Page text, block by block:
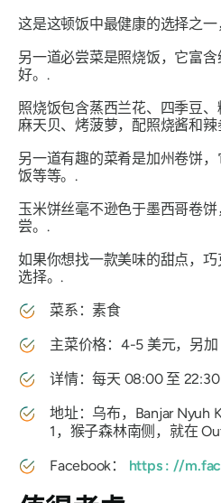
这是这顿饭中最健康的选择之
另一道必尝菜是照烧饭，它富
好。.
照烧饭包含蒸西兰花、四季豆
麻天贝、烤菠萝，配照烧酱和辣
另一道有趣的菜肴是加州卷饼
饭等等。.
玉米饼丝毫不逊色于墨西哥卷
尝。.
如果你想找一款美味的甜点，
选择。.
菜系：素食
主菜价格：4-5 美元，另加
详情：每天 08:00 至
地址：乌布，Banjar Nyuh
1，猴子森林南侧，就在
Facebook： https : //